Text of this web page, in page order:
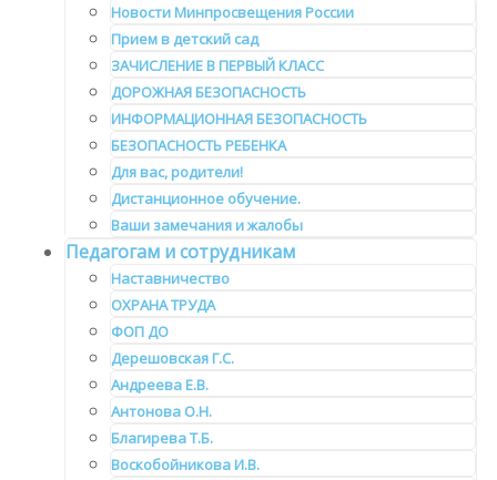
Новости Минпросвещения России
Прием в детский сад
ЗАЧИСЛЕНИЕ В ПЕРВЫЙ КЛАСС
ДОРОЖНАЯ БЕЗОПАСНОСТЬ
ИНФОРМАЦИОННАЯ БЕЗОПАСНОСТЬ
БЕЗОПАСНОСТЬ РЕБЕНКА
Для вас, родители!
Дистанционное обучение.
Ваши замечания и жалобы
Педагогам и сотрудникам
Наставничество
ОХРАНА ТРУДА
ФОП ДО
Дерешовская Г.С.
Андреева Е.В.
Антонова О.Н.
Благирева Т.Б.
Воскобойникова И.В.